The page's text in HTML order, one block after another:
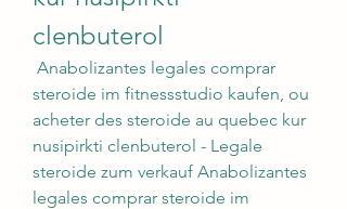
clenbuterol
steroide im fitnessstudio kaufen, ou
acheter des steroide au quebec kur
nusipirkti clenbuterol - Legale
steroide zum verkauf Anabolizantes
legales comprar steroide im